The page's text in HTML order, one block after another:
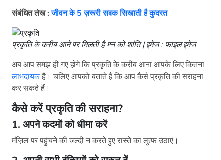
संबंधित लेख :जीवन के 5 ज़रूरी सबक सिखाती है कुदरत
प्रकृति के करीब आने पर मिलती है मन को शांति | इमेज : फाइल इमेज
अब आप समझ ही गए होंगे कि प्रकृति के करीब आना आपके लिए कितना
लाभदायकहै। चलिए आपको बताते हैं कि आप कैसे प्रकृति की सराहना
कर सकते हैं।
कैसे करें प्रकृति की सराहना?
1. अपने कदमों को धीमा करें
मंज़िल पर पहुंचने की जल्दी न करते हुए रास्ते का लुत्फ उठाएं।